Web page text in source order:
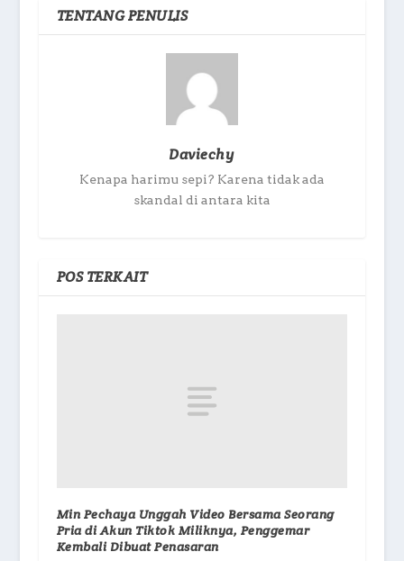
TENTANG PENULIS
Daviechy
Kenapa harimu sepi? Karena tidak ada
skandal di antara kita
POS TERKAIT
Min Pechaya Unggah Video Bersama Seorang
Pria di Akun Tiktok Miliknya, Penggemar
Kembali Dibuat Penasaran